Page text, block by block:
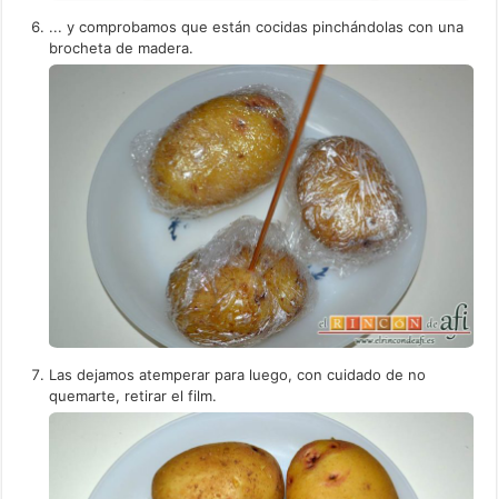
... y comprobamos que están cocidas pinchándolas con una
brocheta de madera.
Las dejamos atemperar para luego, con cuidado de no
quemarte, retirar el film.